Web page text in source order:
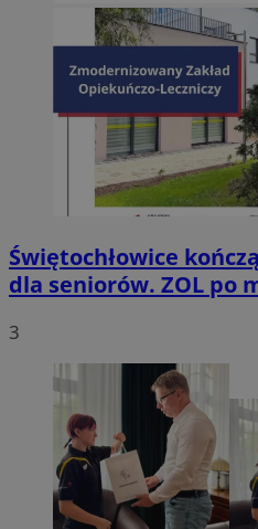
Świętochłowice
dla seniorów. ZOL po
3